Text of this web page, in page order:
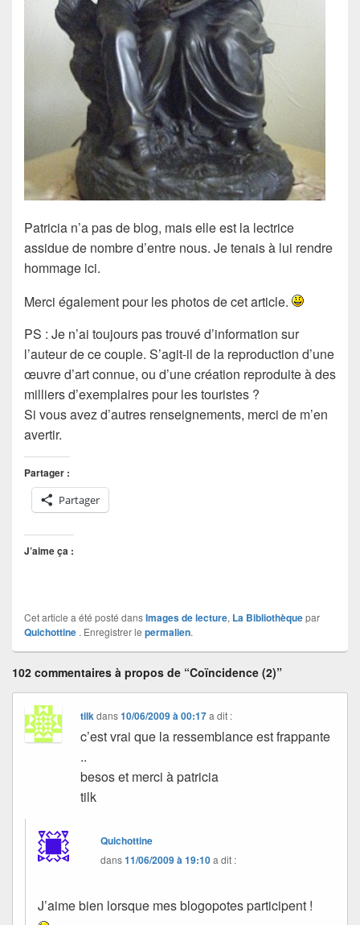
Patricia n’a pas de blog, mais elle est la lectrice
assidue de nombre d’entre nous. Je tenais à lui rendre
hommage ici.
Merci également pour les photos de cet article.
PS : Je n’ai toujours pas trouvé d’information sur
l’auteur de ce couple. S’agit-il de la reproduction d’une
œuvre d’art connue, ou d’une création reproduite à des
milliers d’exemplaires pour les touristes ?
Si vous avez d’autres renseignements, merci de m’en
avertir.
Partager :
Partager
J’aime ça :
Cet article a été posté dansImages de lecture, La Bibliothèquepar
Quichottine . Enregistrer le permalien.
102 commentaires à propos de “Coïncidence (2)”
tilkdans10/06/2009 à 00:17 a dit :
c’est vrai que la ressemblance est frappante
..
besos et merci à patricia
tilk
Quichottine
dans11/06/2009 à 19:10a dit :
J’aime bien lorsque mes blogopotes participent !